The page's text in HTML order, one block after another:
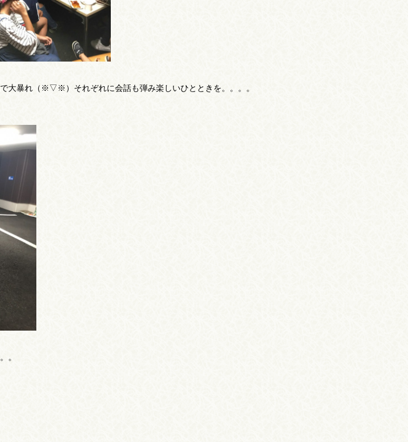
大暴れ（※▽※）それぞれに会話も弾み楽しいひとときを。。。。
。